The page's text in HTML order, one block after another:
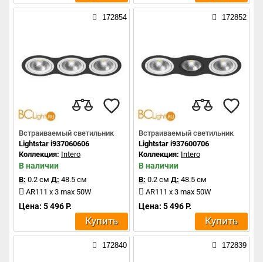
172854
Встраиваемый светильник
Lightstar i937060606
Коллекция: Intero
В наличии
В: 0.2 см Д: 48.5 см
AR111 x 3 max 50W
Цена: 5 496 Р.
Купить
172852
Встраиваемый светильник
Lightstar i937600706
Коллекция: Intero
В наличии
В: 0.2 см Д: 48.5 см
AR111 x 3 max 50W
Цена: 5 496 Р.
Купить
172840 172839